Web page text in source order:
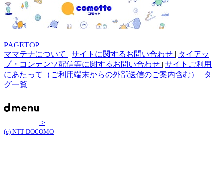
PAGETOP
ママテナについて | サイトに関するお問い合わせ | タイアッ
プ・コンテンツ配信等に関するお問い合わせ | サイトご利用
にあたって（ご利用端末からの外部送信のご案内含む） | タ
グ一覧
>
(c) NTT DOCOMO